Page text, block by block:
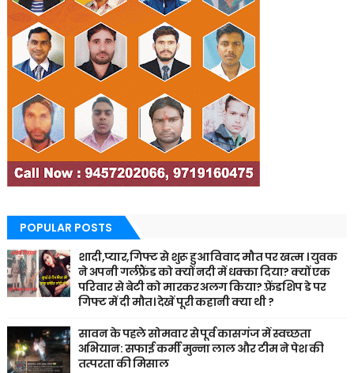
POPULAR POSTS
शादी,प्यार,गिफ्ट से शुरू हुआ विवाद मौत पर खत्म । युवक
ने अपनी गर्लफ्रैंड को क्यों नदी में धक्का दिया? क्यों एक
परिवार से बेटी को मारकर अलग किया? फ़्रेंडशिप डे पर
गिफ्ट में दी मौत। देखें पूरी कहानी क्या थी ?
सावन के पहले सोमवार से पूर्व कासगंज में स्वच्छता
अभियान: सफाई कर्मी मुन्ना लाल और टीम ने पेश की
तत्परता की मिसाल